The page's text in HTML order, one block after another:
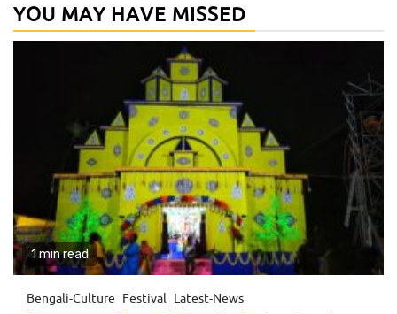
YOU MAY HAVE MISSED
1 min read
Bengali-Culture Festival Latest-News